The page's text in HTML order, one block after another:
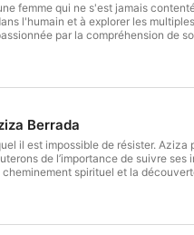
femme qui ne s'est jamais
l'humain et à explorer les
par la compréhension de
Berrada
il est impossible de résister.
de l’importance de suivre
spirituel et la